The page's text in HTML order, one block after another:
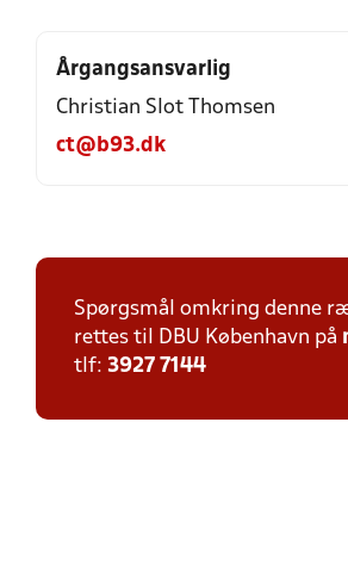
Årgangsansvarlig
Christian Slot Thomsen
ct@b93.dk
Spørgsmål omkring denne
rettes til DBU København på
tlf: 3927 7144